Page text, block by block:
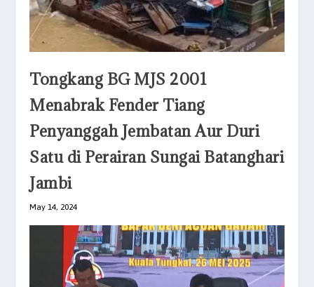
Tongkang BG MJS 2001
Menabrak Fender Tiang
Penyanggah Jembatan Aur Duri
Satu di Perairan Sungai Batanghari
Jambi
May 14, 2024